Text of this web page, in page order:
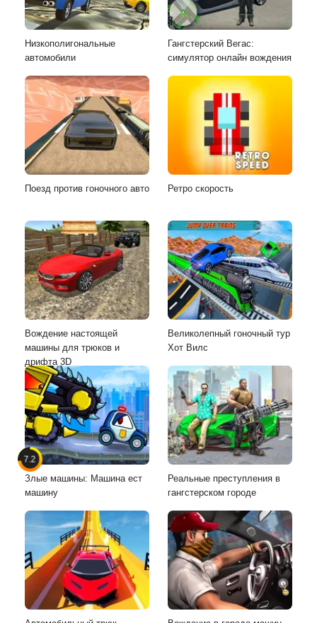
Низкополигональные
автомобили
Гангстерский Вегас:
симулятор онлайн вождения
Поезд против гоночного авто Ретро скорость
Вождение настоящей
машины для трюков и
дрифта 3D
Великолепный гоночный тур
Хот Вилс
7.2
Злые машины: Машина ест
машину
Реальные преступления в
гангстерском городе